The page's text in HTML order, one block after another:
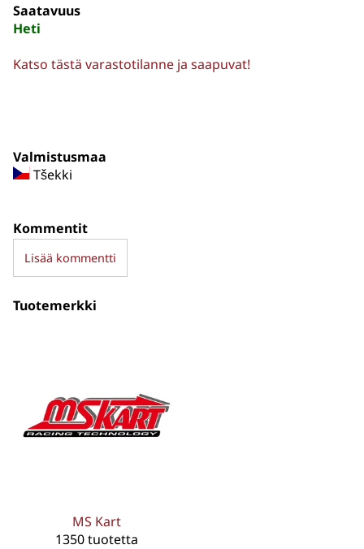
Saatavuus
Heti
Katso tästä varastotilanne ja saapuvat!
Valmistusmaa
Tšekki
Kommentit
Lisää kommentti
Tuotemerkki
MS Kart
1350 tuotetta